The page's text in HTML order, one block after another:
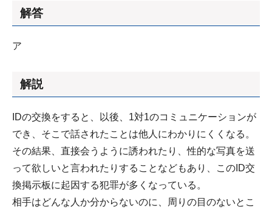
解答
ア
解説
IDの交換をすると、以後、1対1のコミュニケーションが
でき、そこで話されたことは他人にわかりにくくなる。
その結果、直接会うように誘われたり、性的な写真を送
って欲しいと言われたりすることなどもあり、このID交
換掲示板に起因する犯罪が多くなっている。
相手はどんな人か分からないのに、周りの目のないとこ